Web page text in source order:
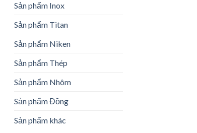
Sản phẩm Inox
Sản phẩm Titan
Sản phẩm Niken
Sản phẩm Thép
Sản phẩm Nhôm
Sản phẩm Đồng
Sản phẩm khác